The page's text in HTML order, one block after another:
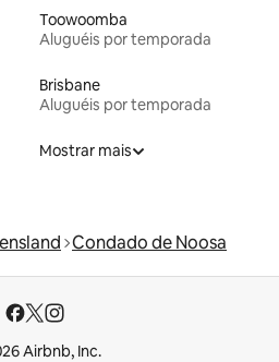
Toowoomba
Aluguéis por temporada
Brisbane
Aluguéis por temporada
Mostrar mais
Condado de Noosa
Airbnb, Inc.